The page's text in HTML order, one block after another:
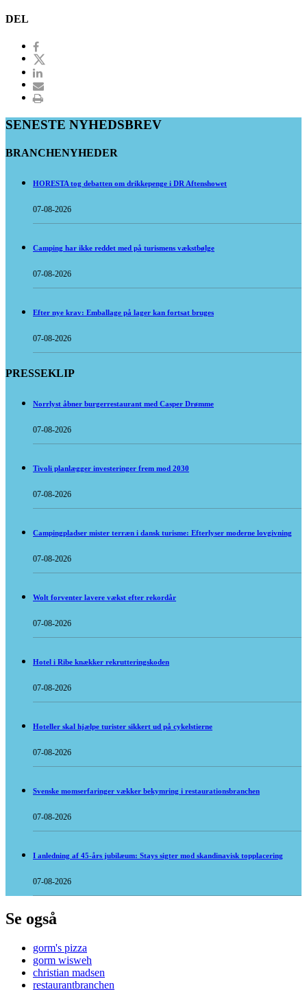
DEL
SENESTE NYHEDSBREV
BRANCHENYHEDER
HORESTA tog debatten om drikkepenge i DR Aftenshowet
07-08-2026
Camping har ikke reddet med på turismens vækstbølge
07-08-2026
Efter nye krav: Emballage på lager kan fortsat bruges
07-08-2026
PRESSEKLIP
Norrlyst åbner burgerrestaurant med Casper Drømme
07-08-2026
Tivoli planlægger investeringer frem mod 2030
07-08-2026
Campingpladser mister terræn i dansk turisme: Efterlyser moderne lovgivning
07-08-2026
Wolt forventer lavere vækst efter rekordår
07-08-2026
Hotel i Ribe knækker rekrutteringskoden
07-08-2026
Hoteller skal hjælpe turister sikkert ud på cykelstierne
07-08-2026
Svenske momserfaringer vækker bekymring i restaurationsbranchen
07-08-2026
I anledning af 45-års jubilæum: Stays sigter mod skandinavisk topplacering
07-08-2026
Se også
gorm's pizza
gorm wisweh
christian madsen
restaurantbranchen